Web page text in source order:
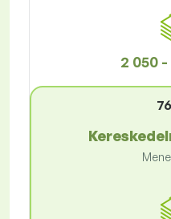
2 050 -